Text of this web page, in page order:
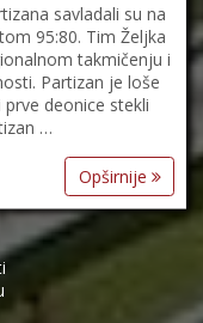
savladali su na
95:80. Tim Željka
takmičenju i
Partizan je loše
deonice stekli
…
Opširnije